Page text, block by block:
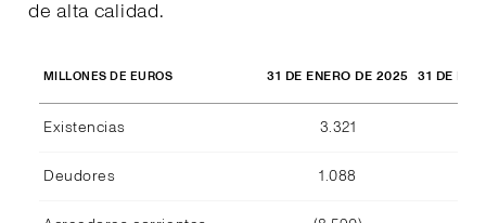
de alta calidad.
MILLONES DE EUROS 31 DE ENERO DE 2025 31 DE
Existencias 3.321
Deudores 1.088